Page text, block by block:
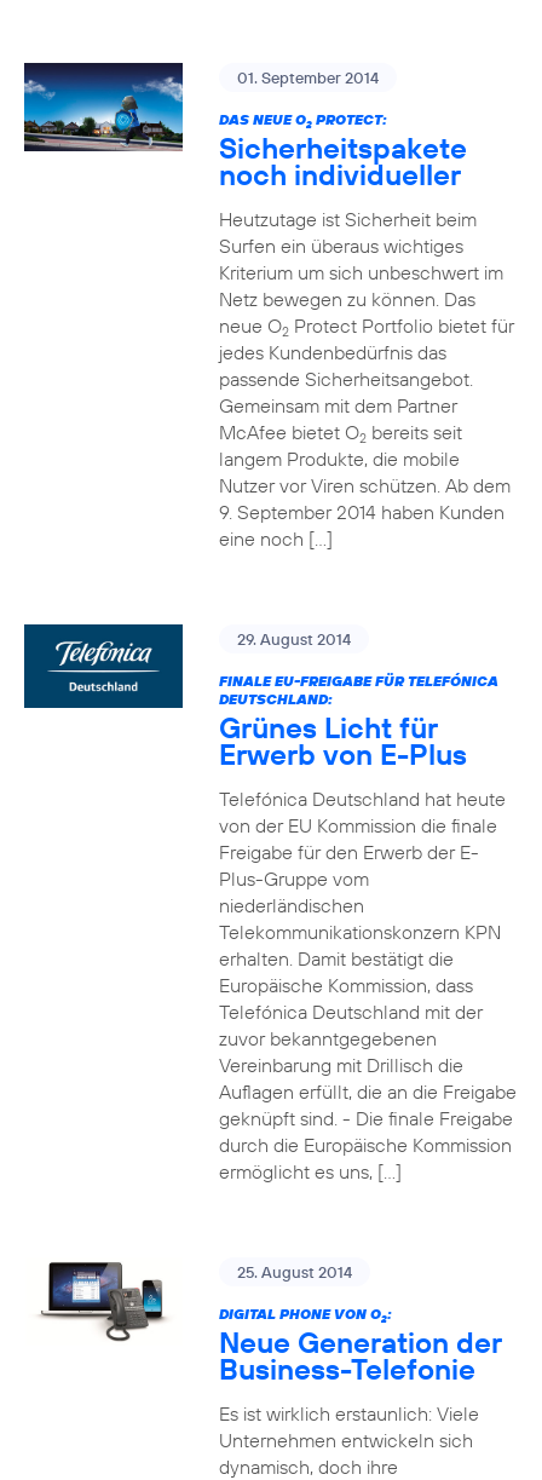
01. September 2014
DAS NEUE O2PROTECT:
Sicherheitspakete
noch individueller
Heutzutage ist Sicherheit beim
Surfen ein überaus wichtiges
Kriterium um sich unbeschwert im
Netz bewegen zu können. Das
neue O2Protect Portfolio bietet für
jedes Kundenbedürfnis das
passende Sicherheitsangebot.
Gemeinsam mit dem Partner
McAfee bietet O2bereits seit
langem Produkte, die mobile
Nutzer vor Viren schützen. Ab dem
9. September 2014 haben Kunden
eine noch […]
29. August 2014
FINALE EU-FREIGABE FÜR TELEFÓNICA
DEUTSCHLAND:
Grünes Licht für
Erwerb von E-Plus
Telefónica Deutschland hat heute
von der EU Kommission die finale
Freigabe für den Erwerb der E-
Plus-Gruppe vom
niederländischen
Telekommunikationskonzern KPN
erhalten. Damit bestätigt die
Europäische Kommission, dass
Telefónica Deutschland mit der
zuvor bekanntgegebenen
Vereinbarung mit Drillisch die
Auflagen erfüllt, die an die Freigabe
geknüpft sind. - Die finale Freigabe
durch die Europäische Kommission
ermöglicht es uns, […]
25. August 2014
DIGITAL PHONE VON O2:
Neue Generation der
Business-Telefonie
Es ist wirklich erstaunlich: Viele
Unternehmen entwickeln sich
dynamisch, doch ihre